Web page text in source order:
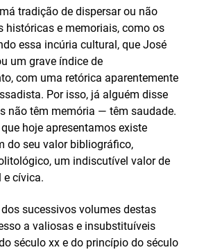
tradição de dispersar ou não
históricas e memoriais, como os
essa incúria cultural, que José
um grave índice de
com uma retórica aparentemente
Por isso, já alguém disse
não têm memória — têm saudade.
hoje apresentamos existe
do seu valor bibliográfico,
um indiscutível valor de
e cívica.
sucessivos volumes destas
a valiosas e insubstituíveis
século xx e do princípio do século